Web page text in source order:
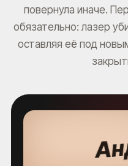
повернула иначе.
обязательно: лазер
оставляя её под
Ан